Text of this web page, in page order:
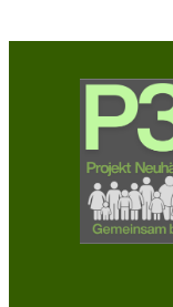
Inhalt